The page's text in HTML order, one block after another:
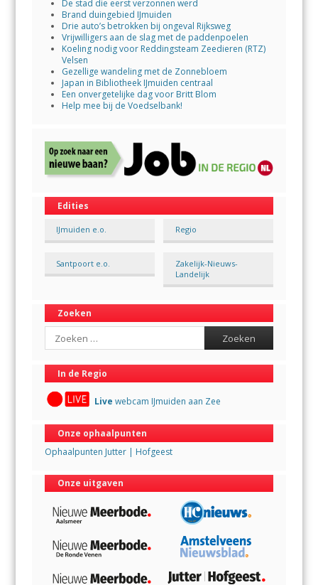
De stad die eerst verzonnen werd
Brand duingebied IJmuiden
Drie auto’s betrokken bij ongeval Rijksweg
Vrijwilligers aan de slag met de paddenpoelen
Koeling nodig voor Reddingsteam Zeedieren (RTZ)
Velsen
Gezellige wandeling met de Zonnebloem
Japan in Bibliotheek IJmuiden centraal
Een onvergetelijke dag voor Britt Blom
Help mee bij de Voedselbank!
Edities
IJmuiden e.o. Regio
Santpoort e.o.
Zakelijk-Nieuws-
Landelijk
Zoeken
Search
In de Regio
Live webcam IJmuiden aan Zee
Onze ophaalpunten
Ophaalpunten Jutter | Hofgeest
Onze uitgaven